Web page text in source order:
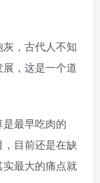
，古代人不知
，这是一个道
最早吃肉的
，目前还是在缺
最大的痛点就